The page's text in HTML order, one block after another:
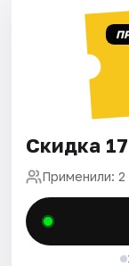
Скидка
Применили: 2